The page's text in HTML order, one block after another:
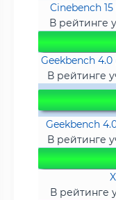
Cinebench
В рейтинге
Geekbench
В рейтинге
Geekbench
В рейтинге
В рейтинге